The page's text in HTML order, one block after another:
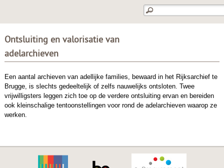
Ontsluiting en valorisatie van
adelarchieven
Een aantal archieven van adellijke families, bewaard in het Rijksarchief te
Brugge, is slechts gedeeltelijk of zelfs nauwelijks ontsloten. Twee
vrijwilligsters leggen zich toe op de verdere ontsluiting ervan en bereiden
ook kleinschalige tentoonstellingen voor rond de adelarchieven waarop ze
werken.